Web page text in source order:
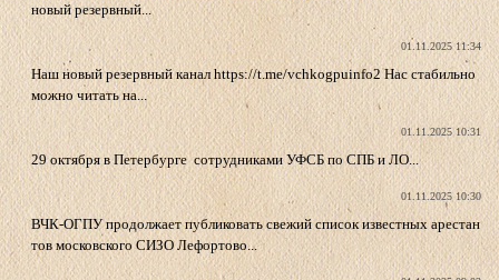
новый резервный...
01.11.2025 11:34
Наш новый резервный канал https://t.me/vchkogpuinfo2 Нас стабильно
можно читать на...
01.11.2025 10:31
29 октября в Петербурге сотрудниками УФСБ по СПБ и ЛО...
01.11.2025 10:30
ВЧК-ОГПУ продолжает публиковать свежий список известных арестан
тов московского СИЗО Лефортово...